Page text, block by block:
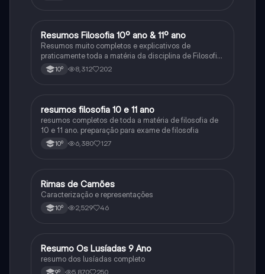
Filosofia
Resumos Filosofia 10º ano & 11º ano
Resumos muito completos e explicativos de
praticamente toda a matéria da disciplina de Filosofia
10º 8,312 202
Filosofia
resumos filosofia 10 e 11 ano
resumos completos de toda a matéria de filosofia de
10 e 11 ano. preparação para exame de filosofia
10º 6,380 127
Português
Rimas de Camões
Caracterização e representações
10º 2,529 46
Português
Resumo Os Lusíadas 9 Ano
resumo dos lusíadas completo
9º 5,870 250